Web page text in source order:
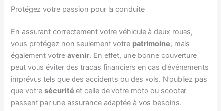
Protégez votre passion pour la conduite
En assurant correctement votre véhicule à deux roues,
vous protégez non seulement votre patrimoine, mais
également votreavenir. En effet, une bonne couverture
peut vous éviter des tracas financiers en cas d’événements
imprévus tels que des accidents ou des vols. N’oubliez pas
que votresécurité et celle de votre moto ou scooter
passent par une assurance adaptée à vos besoins.